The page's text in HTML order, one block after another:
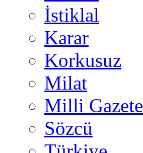
İstiklal
Karar
Korkusuz
Milat
Milli Gazete
Sözcü